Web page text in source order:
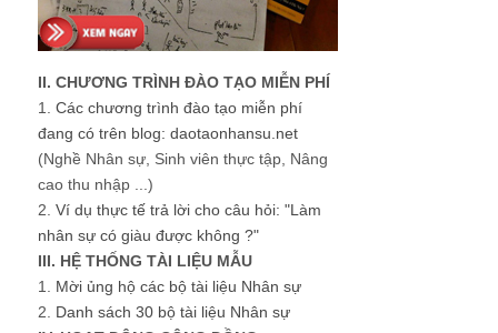
II. CHƯƠNG TRÌNH ĐÀO TẠO MIỄN PHÍ
1. Các chương trình đào tạo miễn phí
đang có trên blog: daotaonhansu.net
(Nghề Nhân sự, Sinh viên thực tập, Nâng
cao thu nhập ...)
2. Ví dụ thực tế trả lời cho câu hỏi: "Làm
nhân sự có giàu được không ?"
III. HỆ THỐNG TÀI LIỆU MẪU
1. Mời ủng hộ các bộ tài liệu Nhân sự
2. Danh sách 30 bộ tài liệu Nhân sự